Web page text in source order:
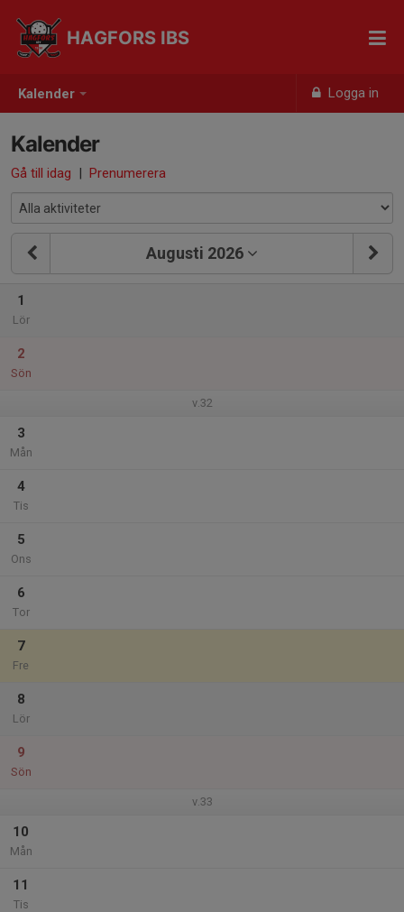
Kalender Logga in
HAGFORS IBS
Kalender
Gå till idag | Prenumerera
Augusti 2026
1
Lör
2
Sön
v.32
3
Mån
4
Tis
5
Ons
6
Tor
7
Fre
8
Lör
9
Sön
v.33
10
Mån
11
Tis